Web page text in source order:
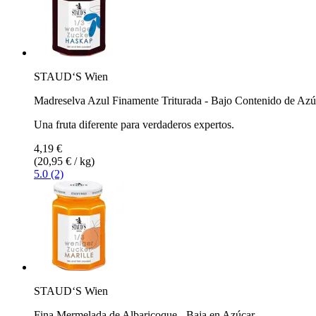
STAUD‘S Wien
Madreselva Azul Finamente Triturada - Bajo Contenido de
Una fruta diferente para verdaderos expertos.
4,19 €
(20,95 € / kg)
5.0 (2)
STAUD‘S Wien